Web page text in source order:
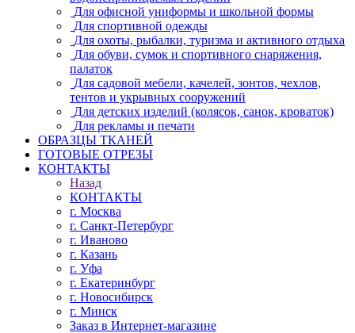
Для офисной униформы и школьной формы
Для спортивной одежды
Для охоты, рыбалки, туризма и активного отдыха
Для обуви, сумок и спортивного снаряжения,
палаток
Для садовой мебели, качелей, зонтов, чехлов,
тентов и укрывных сооружений
Для детских изделий (колясок, санок, кроваток)
Для рекламы и печати
ОБРАЗЦЫ ТКАНЕЙ
ГОТОВЫЕ ОТРЕЗЫ
КОНТАКТЫ
Назад
КОНТАКТЫ
г. Москва
г. Санкт-Петербург
г. Иваново
г. Казань
г. Уфа
г. Екатеринбург
г. Новосибирск
г. Минск
Заказ в Интернет-магазине